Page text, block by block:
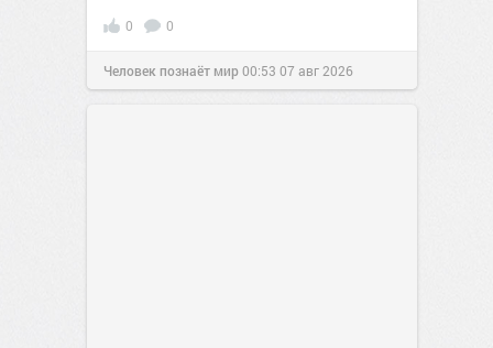
0 0
Человек познаёт мир00:53 07 авг 2026